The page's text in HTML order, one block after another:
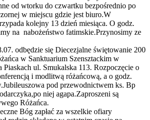
od wtorku do czwartku bezpośrednio po
w miejscu gdzie jest biuro.W
kolejny 13 dzień miesiąca. O godz.
na nabożeństwo fatimskie.Przynosimy ze
odbędzie się Diecezjalne świętowanie 200
w Sanktuarium Szensztackim w
Piaskach ul. Smukalska 113. Rozpoczęcie o
i modlitwą różańcową, a o godz.
pod przewodnictwem ks. Bp
niej agapa.Zaproszeni są
Różańca.
Bóg zapłać za wszelkie ofiary